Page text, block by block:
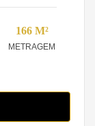
166 M²
METRAGEM